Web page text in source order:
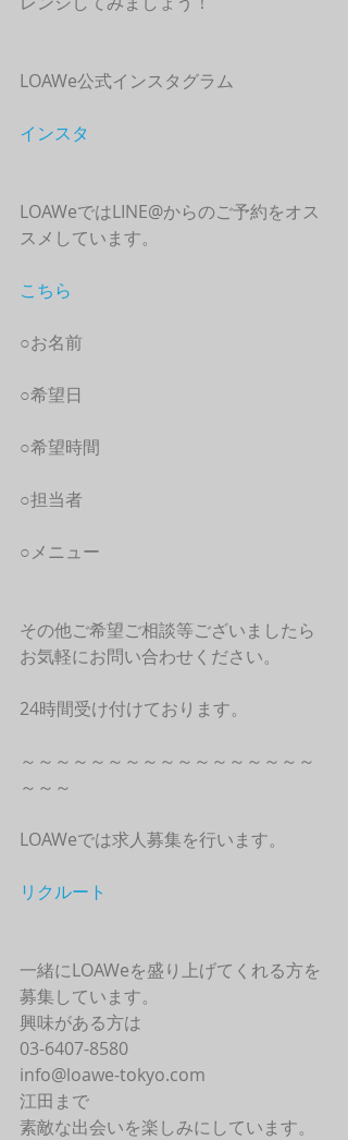
LOAWe公式インスタグラム
インスタ
LOAWeではLINE@からのご予約をオス
スメしています。
こちら
○お名前
○希望日
○希望時間
○担当者
○メニュー
その他ご希望ご相談等ございましたら
お気軽にお問い合わせください。
24時間受け付けております。
～～～～～～～～～～～～～～～～～
～～～
LOAWeでは求人募集を行います。
リクルート
一緒にLOAWeを盛り上げてくれる方を
募集しています。
興味がある方は
03-6407-8580
info@loawe-tokyo.com
江田まで
素敵な出会いを楽しみにしています。